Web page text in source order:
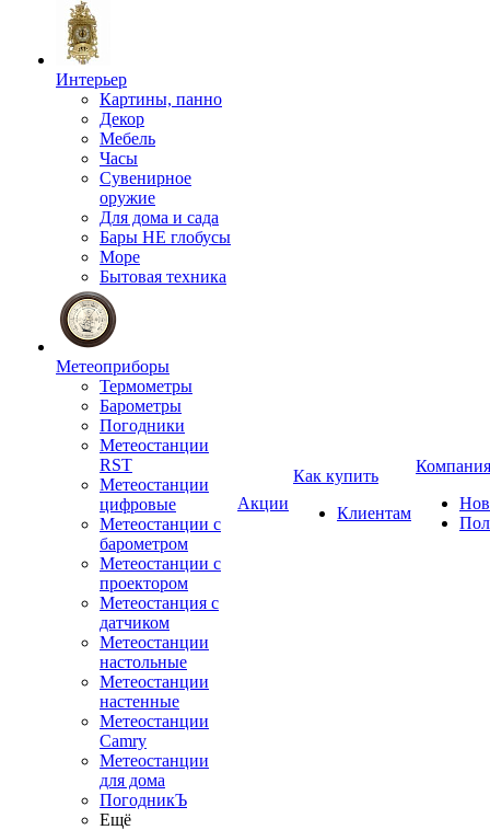
Интерьер
Картины, панно
Декор
Мебель
Часы
Сувенирное
оружие
Для дома и сада
Бары НЕ глобусы
Море
Бытовая техника
Метеоприборы
Термометры
Барометры
Погодники
Метеостанции
RST
Метеостанции
цифровые
Метеостанции с
барометром
Метеостанции с
проектором
Метеостанция с
датчиком
Метеостанции
настольные
Метеостанции
настенные
Метеостанции
Camry
Метеостанции
для дома
ПогодникЪ
Ещё
Акции
Как купить
Клиентам
Компания